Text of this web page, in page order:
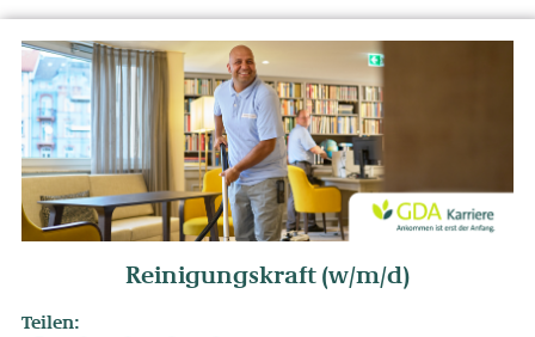
Reinigungskraft (w/m/d)
Teilen: